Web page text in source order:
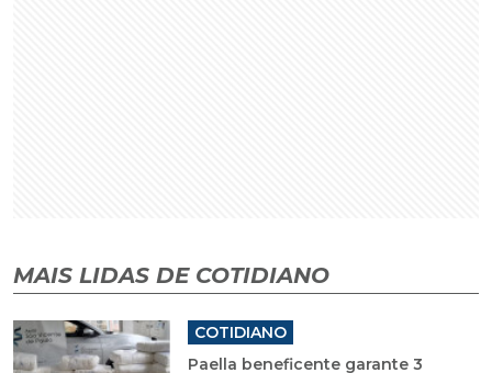
MAIS LIDAS DE COTIDIANO
COTIDIANO
Paella beneficente garante 3